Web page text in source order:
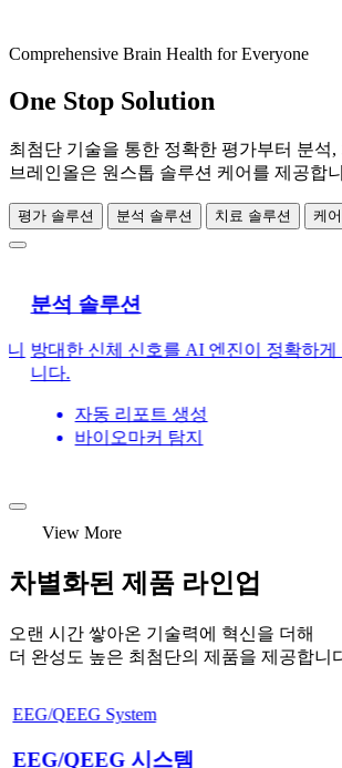
Comprehensive Brain Health for Everyone
One Stop Solution
최첨단 기술을 통한 정확한 평가부터 분석,
브레인올은 원스톱 솔루션 케어를 제공합
평가 솔루션 분석 솔루션 치료 솔루션 케
분석 솔루션
방대한 신체 신호를 AI 엔진이 정확하게
니다.
자동 리포트 생성
바이오마커 탐지
View More
차별화된 제품 라인업
오랜 시간 쌓아온 기술력에 혁신을 더해
더 완성도 높은 최첨단의 제품을 제공합니
EEG/QEEG System
EEG/QEEG 시스템